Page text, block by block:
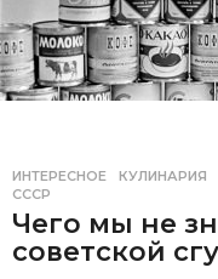
ИНТЕРЕСНОЕ ,КУЛИНАРИЯ
СССР
Чего мы не
советской